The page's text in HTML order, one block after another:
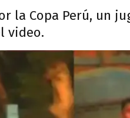
la Copa Perú, un
video.